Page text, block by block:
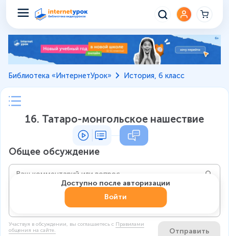
Библиотека «ИнтернетУрок» История, 6 класс
16. Татаро-монгольское нашествие
Общее обсуждение
Участвуя в обсуждении, вы соглашаетесь c Правилами
общения на сайте.
Отправить
Доступно после авторизации
Войти